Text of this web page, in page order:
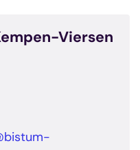
Viersen